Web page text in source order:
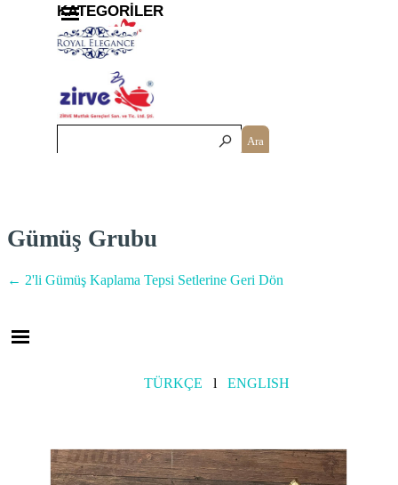
Menüyü atla
Ara
KATEGORİLER
Gümüş Grubu
← 2'li Gümüş Kaplama Tepsi Setlerine Geri Dön
TÜRKÇE l ENGLISH